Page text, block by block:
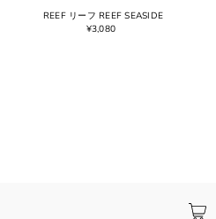
古い商品順
REEF リーフ REEF SEASIDE
¥3,080